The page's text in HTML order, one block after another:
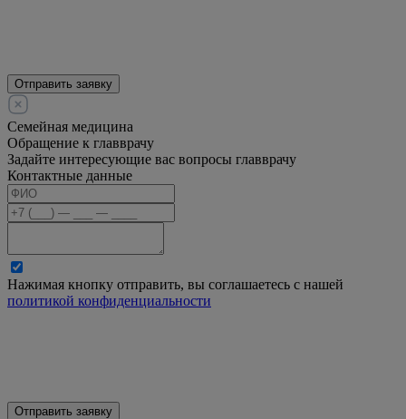
Отправить заявку
Семейная медицина
Обращение к главврачу
Задайте интересующие вас вопросы главврачу
Контактные данные
Нажимая кнопку отправить, вы соглашаетесь с нашей
политикой конфиденциальности
Отправить заявку